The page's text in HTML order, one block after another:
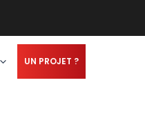
UN PROJET ?
initial
était :
999,90€.
actuel
est :
949,90€.